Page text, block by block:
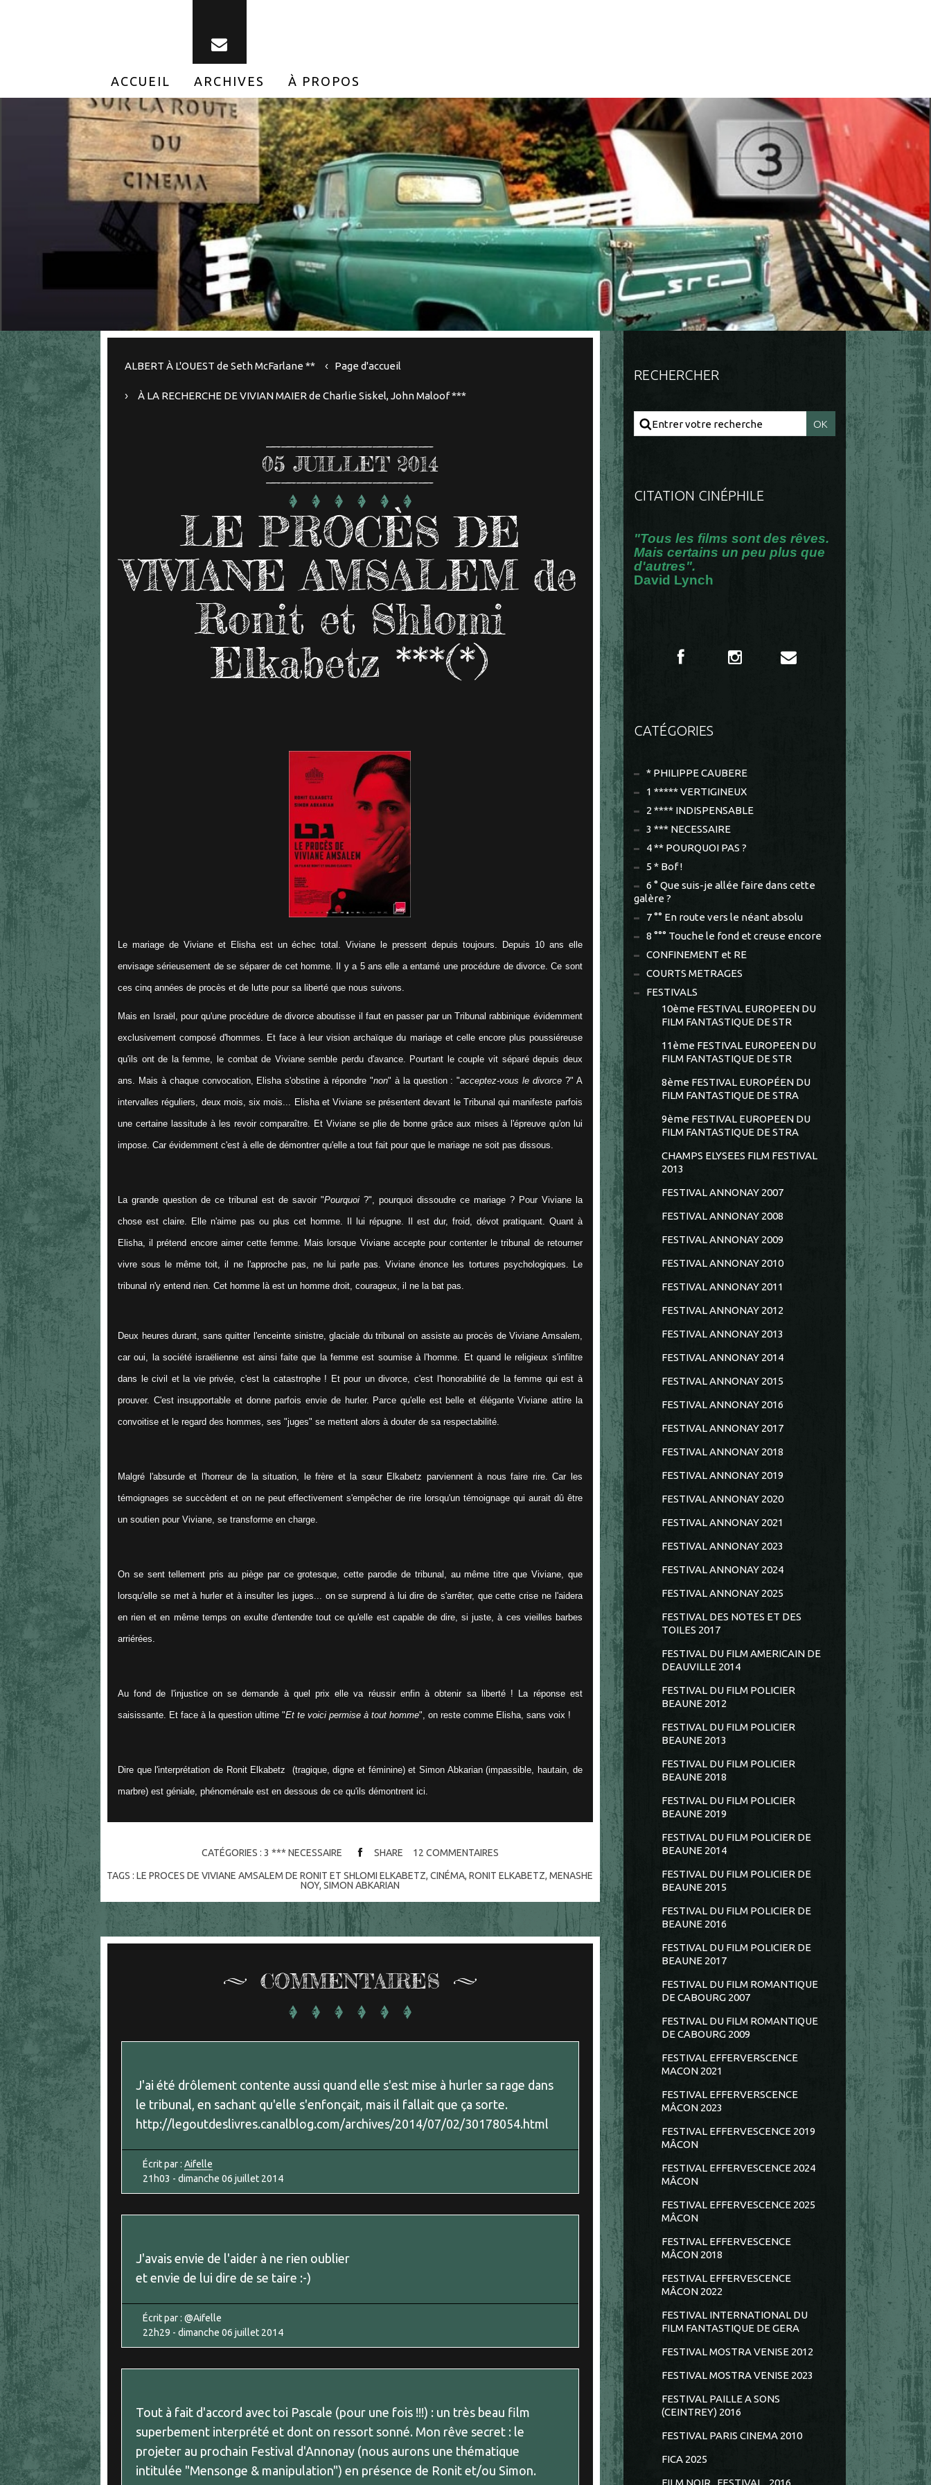
ACCUEIL ARCHIVES À PROPOS
ALBERT À L'OUEST de Seth McFarlane ** Page d'accueil
À LA RECHERCHE DE VIVIAN MAIER de Charlie Siskel, John Maloof ***
05 JUILLET 2014
LE PROCÈS DE
VIVIANE AMSALEM de
Ronit et Shlomi
Elkabetz ***(*)
Le mariage de Viviane et Elisha est un échec total. Viviane le pressent depuis toujours. Depuis 10 ans elle
envisage sérieusement de se séparer de cet homme. Il y a 5 ans elle a entamé une procédure de divorce. Ce sont
ces cinq années de procès et de lutte pour sa liberté que nous suivons.
Mais en Israël, pour qu'une procédure de divorce aboutisse il faut en passer par un Tribunal rabbinique évidemment
exclusivement composé d'hommes. Et face à leur vision archaïque du mariage et celle encore plus poussiéreuse
qu'ils ont de la femme, le combat de Viviane semble perdu d'avance. Pourtant le couple vit séparé depuis deux
ans. Mais à chaque convocation, Elisha s'obstine à répondre "non" à la question : "acceptez-vous le divorce ?" A
intervalles réguliers, deux mois, six mois... Elisha et Viviane se présentent devant le Tribunal qui manifeste parfois
une certaine lassitude à les revoir comparaître. Et Viviane se plie de bonne grâce aux mises à l'épreuve qu'on lui
impose. Car évidemment c'est à elle de démontrer qu'elle a tout fait pour que le mariage ne soit pas dissous.
La grande question de ce tribunal est de savoir "Pourquoi?", pourquoi dissoudre ce mariage ? Pour Viviane la
chose est claire. Elle n'aime pas ou plus cet homme. Il lui répugne. Il est dur, froid, dévot pratiquant. Quant à
Elisha, il prétend encore aimer cette femme. Mais lorsque Viviane accepte pour contenter le tribunal de retourner
vivre sous le même toit, il ne l'approche pas, ne lui parle pas. Viviane énonce les tortures psychologiques. Le
tribunal n'y entend rien. Cet homme là est un homme droit, courageux, il ne la bat pas.
Deux heures durant, sans quitter l'enceinte sinistre, glaciale du tribunal on assiste au procès de Viviane Amsalem,
car oui, la société israëlienne est ainsi faite que la femme est soumise à l'homme. Et quand le religieux s'infiltre
dans le civil et la vie privée, c'est la catastrophe ! Et pour un divorce, c'est l'honorabilité de la femme qui est à
prouver. C'est insupportable et donne parfois envie de hurler. Parce qu'elle est belle et élégante Viviane attire la
convoitise et le regard des hommes, ses "juges" se mettent alors à douter de sa respectabilité.
Malgré l'absurde et l'horreur de la situation, le frère et la sœur Elkabetz parviennent à nous faire rire. Car les
témoignages se succèdent et on ne peut effectivement s'empêcher de rire lorsqu'un témoignage qui aurait dû être
un soutien pour Viviane, se transforme en charge.
On se sent tellement pris au piège par ce grotesque, cette parodie de tribunal, au même titre que Viviane, que
lorsqu'elle se met à hurler et à insulter les juges... on se surprend à lui dire de s'arrêter, que cette crise ne l'aidera
en rien et en même temps on exulte d'entendre tout ce qu'elle est capable de dire, si juste, à ces vieilles barbes
arriérées.
Au fond de l'injustice on se demande à quel prix elle va réussir enfin à obtenir sa liberté ! La réponse est
saisissante. Et face à la question ultime "Et te voici permise à tout homme", on reste comme Elisha, sans voix !
Dire que l'interprétation de Ronit Elkabetz (tragique, digne et féminine) et Simon Abkarian (impassible, hautain, de
marbre) est géniale, phénoménale est en dessous de ce qu'ils démontrent ici.
CATÉGORIES : 3 *** NECESSAIRE SHARE 12 COMMENTAIRES
TAGS :LE PROCES DE VIVIANE AMSALEM DE RONIT ET SHLOMI ELKABETZ,CINÉMA,RONIT ELKABETZ,MENASHE
NOY, SIMON ABKARIAN
COMMENTAIRES
J'ai été drôlement contente aussi quand elle s'est mise à hurler sa rage dans
le tribunal, en sachant qu'elle s'enfonçait, mais il fallait que ça sorte.
http://legoutdeslivres.canalblog.com/archives/2014/07/02/30178054.html
Écrit par : Aifelle
21h03 - dimanche 06 juillet 2014
J'avais envie de l'aider à ne rien oublier
et envie de lui dire de se taire :-)
Écrit par : @Aifelle
22h29 - dimanche 06 juillet 2014
Tout à fait d'accord avec toi Pascale (pour une fois !!!) : un très beau film
superbement interprété et dont on ressort sonné. Mon rêve secret : le
projeter au prochain Festival d'Annonay (nous aurons une thématique
intitulée "Mensonge & manipulation") en présence de Ronit et/ou Simon.
RECHERCHER
CITATION CINÉPHILE
"Tous les films sont des rêves.
Mais certains un peu plus que
d'autres".
David Lynch
CATÉGORIES
* PHILIPPE CAUBERE
1 ***** VERTIGINEUX
2 **** INDISPENSABLE
3 *** NECESSAIRE
4 ** POURQUOI PAS ?
5 * Bof !
6 ° Que suis-je allée faire dans cette
galère ?
7 °° En route vers le néant absolu
8 °°° Touche le fond et creuse encore
CONFINEMENT et RE
COURTS METRAGES
FESTIVALS
10ème FESTIVAL EUROPEEN DU
FILM FANTASTIQUE DE STR
11ème FESTIVAL EUROPEEN DU
FILM FANTASTIQUE DE STR
8ème FESTIVAL EUROPÉEN DU
FILM FANTASTIQUE DE STRA
9ème FESTIVAL EUROPEEN DU
FILM FANTASTIQUE DE STRA
CHAMPS ELYSEES FILM FESTIVAL
2013
FESTIVAL ANNONAY 2007
FESTIVAL ANNONAY 2008
FESTIVAL ANNONAY 2009
FESTIVAL ANNONAY 2010
FESTIVAL ANNONAY 2011
FESTIVAL ANNONAY 2012
FESTIVAL ANNONAY 2013
FESTIVAL ANNONAY 2014
FESTIVAL ANNONAY 2015
FESTIVAL ANNONAY 2016
FESTIVAL ANNONAY 2017
FESTIVAL ANNONAY 2018
FESTIVAL ANNONAY 2019
FESTIVAL ANNONAY 2020
FESTIVAL ANNONAY 2021
FESTIVAL ANNONAY 2023
FESTIVAL ANNONAY 2024
FESTIVAL ANNONAY 2025
FESTIVAL DES NOTES ET DES
TOILES 2017
FESTIVAL DU FILM AMERICAIN DE
DEAUVILLE 2014
FESTIVAL DU FILM POLICIER
BEAUNE 2012
FESTIVAL DU FILM POLICIER
BEAUNE 2013
FESTIVAL DU FILM POLICIER
BEAUNE 2018
FESTIVAL DU FILM POLICIER
BEAUNE 2019
FESTIVAL DU FILM POLICIER DE
BEAUNE 2014
FESTIVAL DU FILM POLICIER DE
BEAUNE 2015
FESTIVAL DU FILM POLICIER DE
BEAUNE 2016
FESTIVAL DU FILM POLICIER DE
BEAUNE 2017
FESTIVAL DU FILM ROMANTIQUE
DE CABOURG 2007
FESTIVAL DU FILM ROMANTIQUE
DE CABOURG 2009
FESTIVAL EFFERVERSCENCE
MACON 2021
FESTIVAL EFFERVERSCENCE
MÂCON 2023
FESTIVAL EFFERVESCENCE 2019
MÂCON
FESTIVAL EFFERVESCENCE 2024
MÂCON
FESTIVAL EFFERVESCENCE 2025
MÂCON
FESTIVAL EFFERVESCENCE
MÂCON 2018
FESTIVAL EFFERVESCENCE
MÂCON 2022
FESTIVAL INTERNATIONAL DU
FILM FANTASTIQUE DE GERA
FESTIVAL MOSTRA VENISE 2012
FESTIVAL MOSTRA VENISE 2023
FESTIVAL PAILLE A SONS
(CEINTREY) 2016
FESTIVAL PARIS CINEMA 2010
FICA 2025